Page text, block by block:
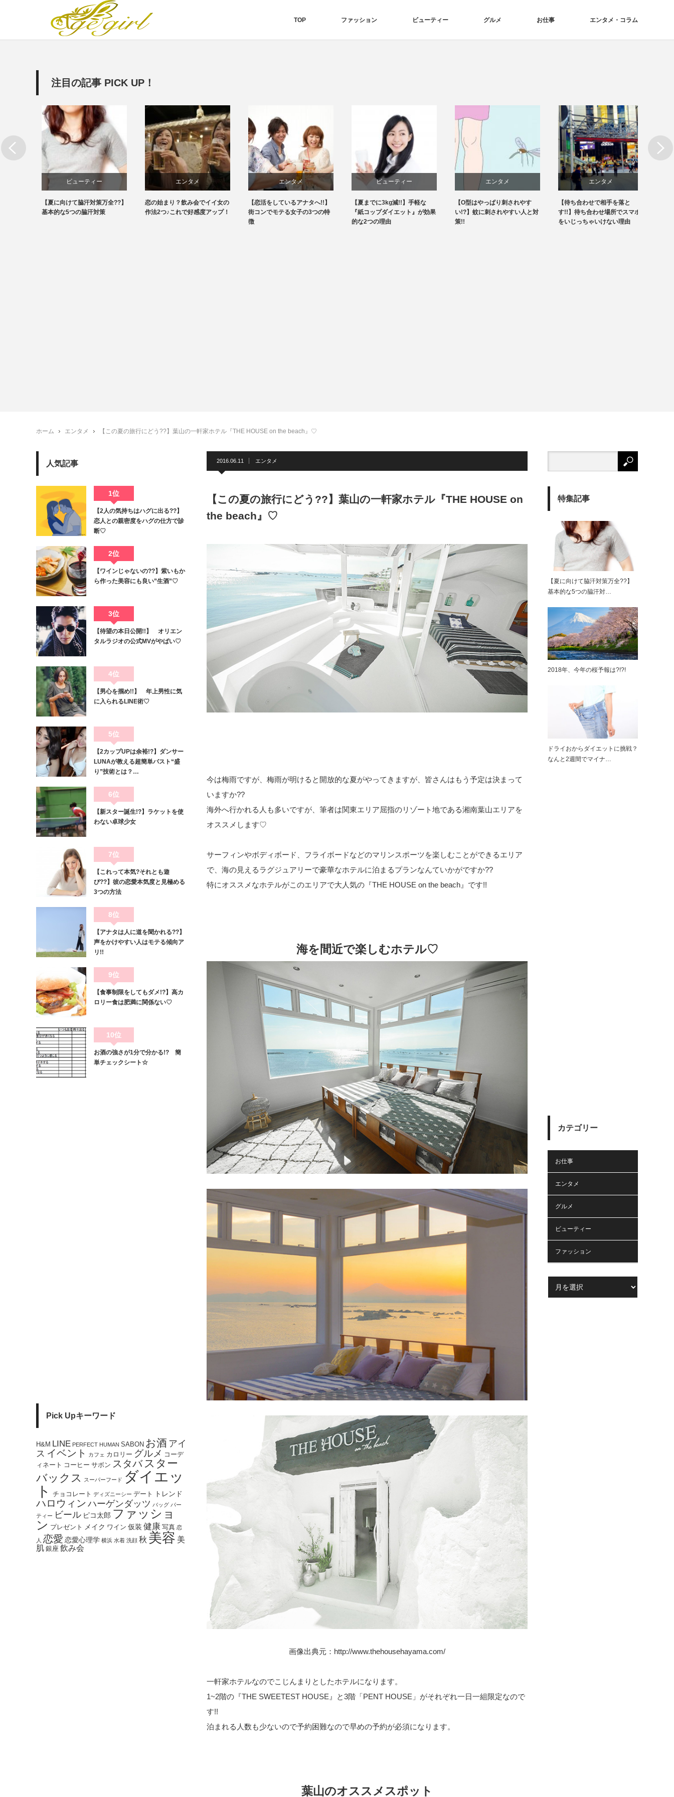
TOP ファッション ビューティー グルメ お仕事 エンタメ・コラム
注目の記事 PICK UP！
ビューティー
【夏に向けて脇汗対策万全??】
基本的な5つの脇汗対策
エンタメ
恋の始まり？飲み会でイイ女の
作法2つ♪これで好感度アップ！
エンタメ
【恋活をしているアナタへ!!】
街コンでモテる女子の3つの特
徴
ビューティー
【夏までに3kg減!!】手軽な
『紙コップダイエット』が効果
的な2つの理由
エンタメ
【O型はやっぱり刺されやす
い!?】蚊に刺されやすい人と対
策!!
エンタメ
【待ち合わせで相手を落と
す!!】待ち合わせ場所でスマホ
をいじっちゃいけない理由
Next
ホーム エンタメ 【この夏の旅行にどう??】葉山の一軒家ホテル『THE HOUSE on the beach』♡
2016.06.11 エンタメ
【この夏の旅行にどう??】葉山の一軒家ホテル『THE HOUSE on
the beach』♡
今は梅雨ですが、梅雨が明けると開放的な夏がやってきますが、皆さんはもう予定は決まって
いますか??
海外へ行かれる人も多いですが、筆者は関東エリア屈指のリゾート地である湘南葉山エリアを
オススメします♡
サーフィンやボディボード、フライボードなどのマリンスポーツを楽しむことができるエリア
で、海の見えるラグジュアリーで豪華なホテルに泊まるプランなんていかがですか??
特にオススメなホテルがこのエリアで大人気の『THE HOUSE on the beach』です!!
海を間近で楽しむホテル♡
画像出典元： http://www.thehousehayama.com/
一軒家ホテルなのでこじんまりとしたホテルになります。
1~2階の『THE SWEETEST HOUSE』と3階「PENT HOUSE」がそれぞれ一日一組限定なので
す!!
泊まれる人数も少ないので予約困難なので早めの予約が必須になります。
葉山のオススメスポット
人気記事
1位
【2人の気持ちはハグに出る??】
恋人との親密度をハグの仕方で診
断♡
2位
【ワインじゃないの??】紫いもか
ら作った美容にも良い”生酒”♡
3位
【待望の本日公開!!】 オリエン
タルラジオの公式MVがやばい♡
4位
【男心を掴め!!】 年上男性に気
に入られるLINE術♡
5位
【2カップUPは余裕!?】ダンサー
LUNAが教える超簡単バスト“盛
り”技術とは？…
6位
【新スター誕生!?】ラケットを使
わない卓球少女
7位
【これって本気?それとも遊
び??】彼の恋愛本気度と見極める
3つの方法
8位
【アナタは人に道を聞かれる??】
声をかけやすい人はモテる傾向ア
リ!!
9位
【食事制限をしてもダメ!?】高カ
ロリー食は肥満に関係ない♡
10位
お酒の強さが1分で分かる!? 簡
単チェックシート☆
Pick Upキーワード
H&M LINE PERFECT HUMAN SABON お酒 アイ
ス イベント カフェ カロリー グルメ コーデ
ィネート コーヒー サボン スタバ スター
バックス
スーパーフード ダイエッ
ト
チョコレート ディズニーシー デート トレンド
ハロウィンハーゲンダッツ バッグ パー
ティー ビール ピコ太郎 ファッショ
ン プレゼント メイク ワイン 仮装 健康 写真 恋
人 恋愛 恋愛心理学 横浜 水着 洗顔 秋 美容 美
肌 銀座 飲み会
特集記事
【夏に向けて脇汗対策万全??】
基本的な5つの脇汗対…
2018年、今年の桜予報は?!?!
ドライおからダイエットに挑戦？
なんと2週間でマイナ…
カテゴリー
お仕事
エンタメ
グルメ
ビューティー
ファッション